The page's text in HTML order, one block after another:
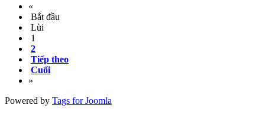
«
Bắt đầu
Lùi
1
2
Tiếp theo
Cuối
»
Powered by Tags for Joomla